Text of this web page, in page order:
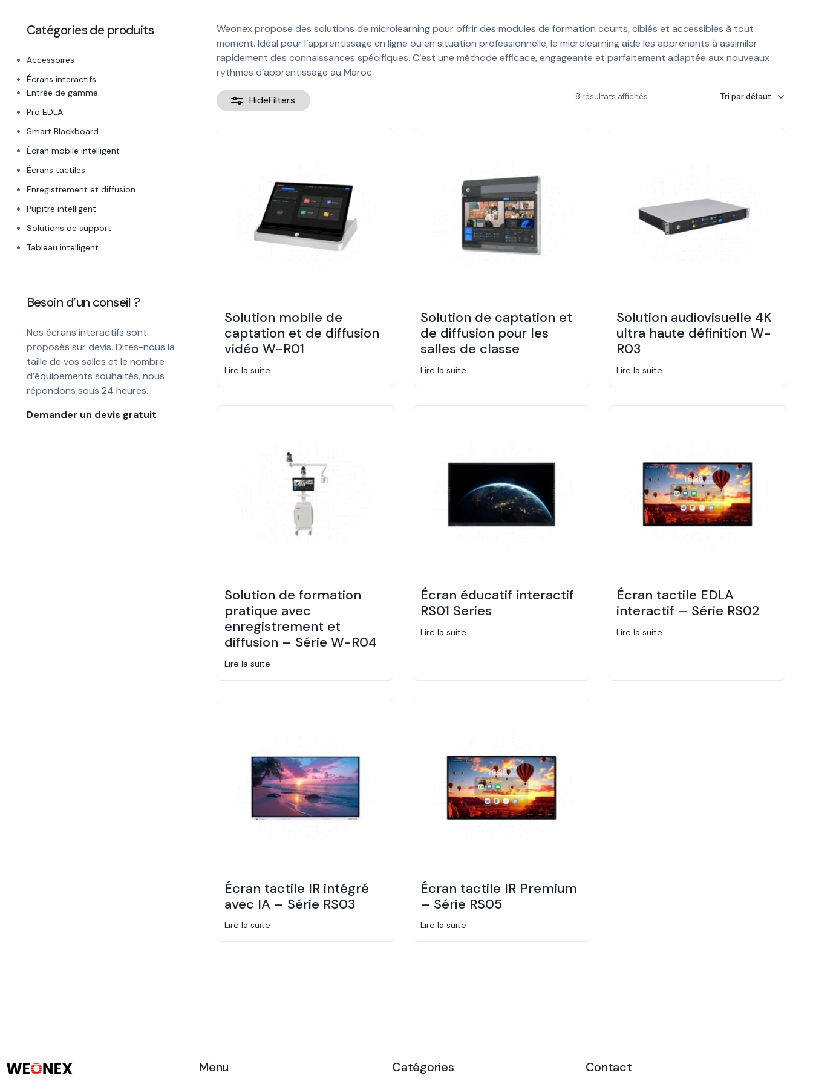
Weonex propose des solutions de microlearning pour offrir des modules de formation courts, ciblés et accessibles à tout
moment. Idéal pour l’apprentissage en ligne ou en situation professionnelle, le microlearning aide les apprenants à assimiler
rapidement des connaissances spécifiques. C’est une méthode efficace, engageante et parfaitement adaptée aux nouveaux
rythmes d’apprentissage au Maroc.
HideFilters 8 résultats affichés
Solution mobile de
captation et de diffusion
vidéo W-R01
Lire la suite
Solution de captation et
de diffusion pour les
salles de classe
Lire la suite
Solution audiovisuelle 4K
ultra haute définition W-
R03
Lire la suite
Solution de formation
pratique avec
enregistrement et
diffusion – Série W-R04
Lire la suite
Écran éducatif interactif
RS01 Series
Lire la suite
Écran tactile EDLA
interactif – Série RS02
Lire la suite
Écran tactile IR intégré
avec IA – Série RS03
Lire la suite
Écran tactile IR Premium
– Série RS05
Lire la suite
Catégories de produits
Accessoires
Écrans interactifs
Entrée de gamme
Pro EDLA
Smart Blackboard
Écran mobile intelligent
Écrans tactiles
Enregistrement et diffusion
Pupitre intelligent
Solutions de support
Tableau intelligent
Besoin d’un conseil ?
Nos écrans interactifs sont
proposés sur devis. Dites-nous la
taille de vos salles et le nombre
d’équipements souhaités, nous
répondons sous 24 heures.
Demander un devis gratuit
Menu Catégories Contact